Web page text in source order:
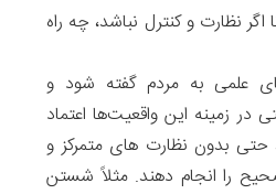
اگر نظارت و کنترل نباشد، چه راه
علمی به مردم گفته ‌شود و
در زمینه این واقعیت‌ها اعتماد
حتی بدون نظارت های متمرکز و
را انجام دهند. مثلاً شستن